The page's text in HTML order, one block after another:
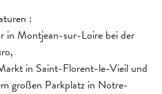
:
in Montjean-sur-Loire bei der
in Saint-Florent-le-Vieil und
großen Parkplatz in Notre-